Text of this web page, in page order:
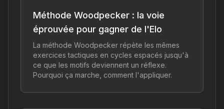
Méthode Woodpecker : la voie
éprouvée pour gagner de l'Elo
La méthode Woodpecker répète les mêmes
exercices tactiques en cycles espacés jusqu'à
ce que les motifs deviennent un réflexe.
Pourquoi ça marche, comment l'appliquer.